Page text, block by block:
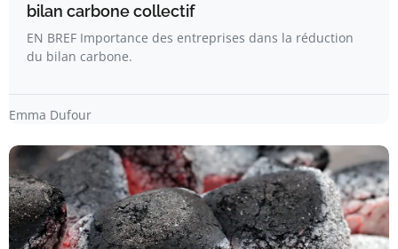
bilan carbone collectif
EN BREF Importance des entreprises dans la réduction
du bilan carbone.
Emma Dufour